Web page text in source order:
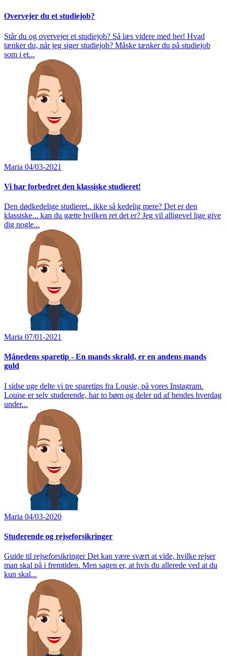
Overvejer du et studiejob?
Står du og overvejer et studiejob? Så læs videre med her! Hvad
tænker du, når jeg siger studiejob? Måske tænker du på studiejob
som i et...
Maria 04/03-2021
Vi har forbedret den klassiske studieret!
Den dødkedelige studieret.. ikke så kedelig mere? Det er den
klassiske... kan du gætte hvilken ret det er? Jeg vil alligevel lige give
dig nogle...
Maria 07/01-2021
Månedens sparetip - En mands skrald, er en andens mands
guld
I sidse uge delte vi tre sparetips fra Lousie, på vores Instagram.
Louise er selv studerende, har to børn og deler ud af hendes hverdag
under...
Maria 04/03-2020
Studerende og rejseforsikringer
Guide til rejseforsikringer Det kan være svært at vide, hvilke rejser
man skal på i fremtiden. Men sagen er, at hvis du allerede ved at du
kun skal...